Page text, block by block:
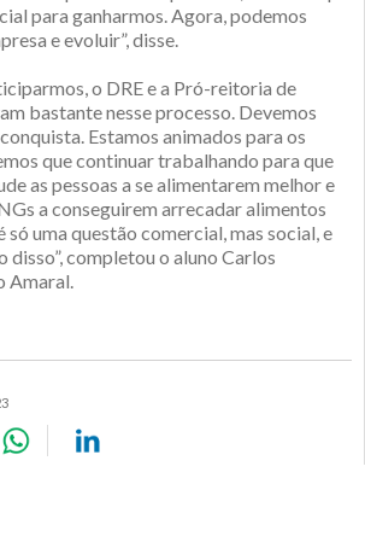
para ganharmos. Agora, podemos
e evoluir”, disse.
o DRE e a Pró-reitoria de
bastante nesse processo. Devemos
Estamos animados para os
que continuar trabalhando para que
as pessoas a se alimentarem melhor e
a conseguirem arrecadar alimentos
só uma questão comercial, mas social, e
completou o aluno Carlos
Amaral.